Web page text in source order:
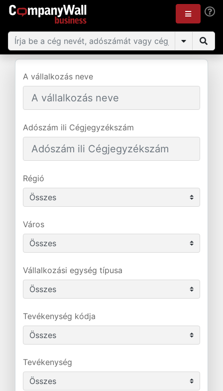
A vállalkozás neve
Adószám ili Cégjegyzékszám
Régió
Város
Vállalkozási egység típusa
Tevékenység kódja
Tevékenység